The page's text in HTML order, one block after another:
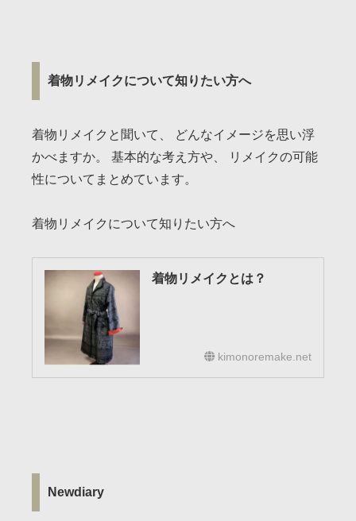
着物リメイクについて知りたい方へ
着物リメイクと聞いて、 どんなイメージを思い浮
かべますか。 基本的な考え方や、 リメイクの可能
性についてまとめています。
着物リメイクについて知りたい方へ
着物リメイクとは？
kimonoremake.net
Newdiary